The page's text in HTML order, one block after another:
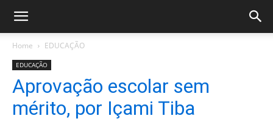
Home EDUCAÇÃO
EDUCAÇÃO
Aprovação escolar sem
mérito, por Içami Tiba